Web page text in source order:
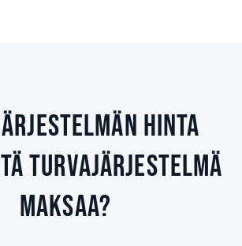
hinta
turvajärjestelmä
maksaa?